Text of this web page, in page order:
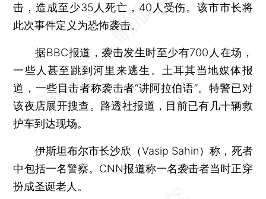
击，造成至少35人死亡，40人受伤。该市市长将
此次事件定义为恐怖袭击。
据BBC报道，袭击发生时至少有700人在场，
一些人甚至跳到河里来逃生。土耳其当地媒体报
道，一些目击者称袭击者“讲阿拉伯语”。特警已对
该夜店展开搜查。路透社报道，目前已有几十辆救
护车到达现场。
伊斯坦布尔市长沙欣（Vasip Sahin）称，死者
中包括一名警察。CNN报道称一名袭击者当时正穿
扮成圣诞老人。